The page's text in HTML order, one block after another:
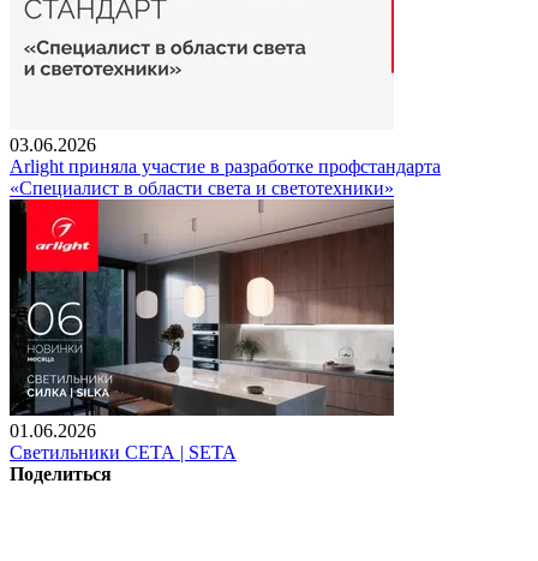
03.06.2026
Arlight приняла участие в разработке профстандарта
«Специалист в области света и светотехники»
01.06.2026
Светильники СЕТА | SETA
Поделиться